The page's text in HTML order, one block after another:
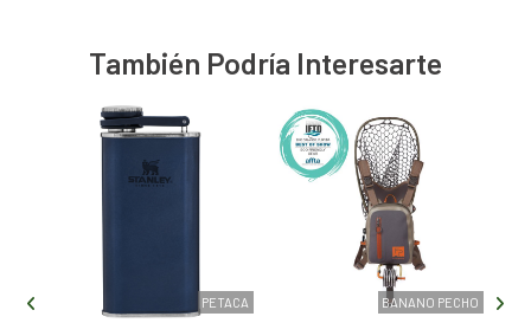
También Podría Interesarte
PETACA
BANANO PECHO